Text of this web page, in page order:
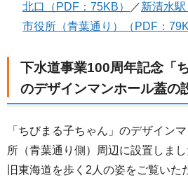
北口（PDF：75KB）
／新清水駅
市役所（青葉通り）（PDF：
下水道事業100周年記念「
のデザインマンホール蓋の
「ちびまる子ちゃん」のデザイン
所（青葉通り側）周辺に設置しまし
旧東海道を歩く2人の姿をご覧いた